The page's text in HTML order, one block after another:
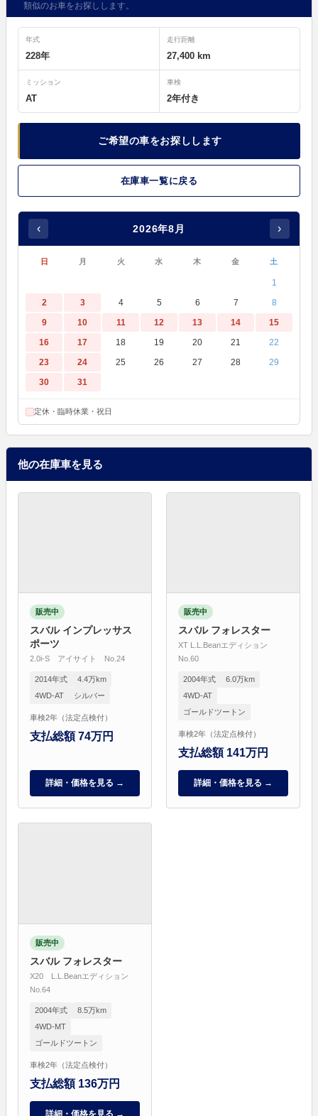
類似のお車をお探しします。
年式
228年
走行距離
27,400 km
ミッション
AT
車検
2年付き
ご希望の車をお探しします
在庫車一覧に戻る
‹ 2026年8月 ›
日 月 火 水 木 金 土
1
2
3 4 5 6 7
8
9
10 11 12 13 14
15
16
17 18 19 20 21
22
23
24 25 26 27 28
29
30
31
定休・臨時休業・祝日
他の在庫車を見る
販売中
スバル インプレッサス
ポーツ
2.0i-S アイサイト No.24
2014年式
4.4万km
4WD-AT
シルバー
車検2年（法定点検付）
支払総額 74万円
詳細・価格を見る →
販売中
スバル フォレスター
XT L.L.Beanエディション
No.60
2004年式
6.0万km
4WD-AT
ゴールドツートン
車検2年（法定点検付）
支払総額 141万円
詳細・価格を見る →
販売中
スバル フォレスター
X20 L.L.Beanエディション
No.64
2004年式
8.5万km
4WD-MT
ゴールドツートン
車検2年（法定点検付）
支払総額 136万円
詳細・価格を見る →